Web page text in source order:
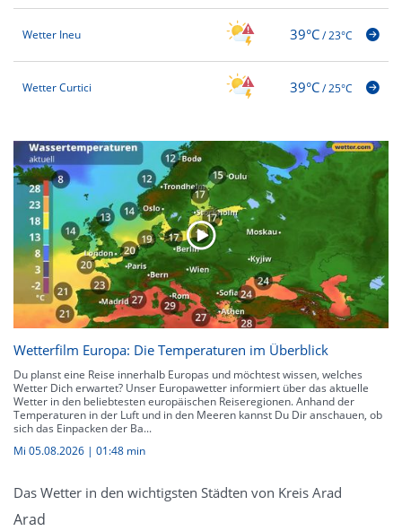
Wetter Ineu 39°C/23°C
Wetter Curtici 39°C/25°C
Wetterfilm Europa: Die Temperaturen im Überblick
Du planst eine Reise innerhalb Europas und möchtest wissen, welches
Wetter Dich erwartet? Unser Europawetter informiert über das aktuelle
Wetter in den beliebtesten europäischen Reiseregionen. Anhand der
Temperaturen in der Luft und in den Meeren kannst Du Dir anschauen, ob
sich das Einpacken der Ba...
Mi 05.08.2026 | 01:48 min
Das Wetter in den wichtigsten Städten von Kreis Arad
Arad